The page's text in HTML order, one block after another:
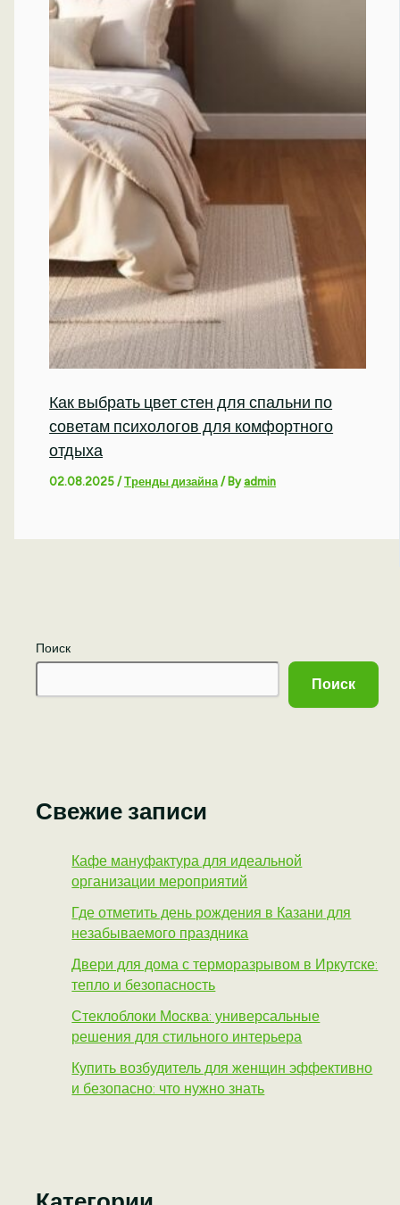
Поиск
Поиск
Свежие записи
Кафе мануфактура для идеальной
организации мероприятий
Где отметить день рождения в Казани для
незабываемого праздника
Двери для дома с терморазрывом в Иркутске:
тепло и безопасность
Стеклоблоки Москва: универсальные
решения для стильного интерьера
Купить возбудитель для женщин эффективно
и безопасно: что нужно знать
Как выбрать цвет стен для спальни по
советам психологов для комфортного
отдыха
02.08.2025/Тренды дизайна/ Byadmin